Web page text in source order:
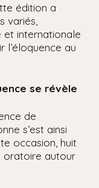
édition a
variés,
et internationale
l’éloquence au
se révèle
de
s’est ainsi
occasion, huit
oratoire autour